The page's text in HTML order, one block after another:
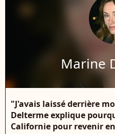
Marine
"J'avais laissé derrière
Delterme explique
Californie pour revenir